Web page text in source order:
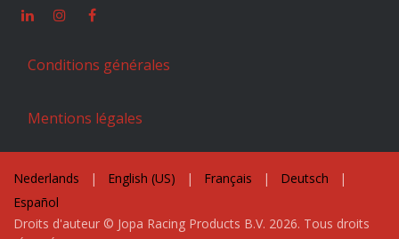
Conditions générales
Mentions légales
Droits d'auteur © Jopa Racing Products B.V. 2026. Tous droits
Nederlands | English (US) | Français | Deutsch
|
Español